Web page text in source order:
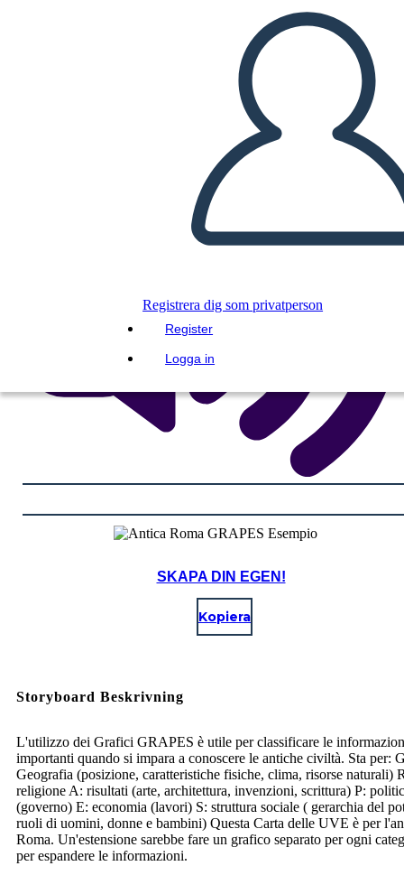
Registrera dig som privatperson
Register
Logga in
Kopiera denna storyboard
SKAPA EN STORYBOARD
SPELA UPP BILDSPEL
LÄS FÖR MIG
SKAPA DIN EGEN!
Kopiera
Storyboard Beskrivning
L'utilizzo dei Grafici GRAPES è utile per classificare le
importanti quando si impara a conoscere le antiche civiltà. Sta per:
Geografia (posizione, caratteristiche fisiche, clima, risorse naturali)
religione A: risultati (arte, architettura, invenzioni, scrittura) P:
(governo) E: economia (lavori) S: struttura sociale ( gerarchia del
ruoli di uomini, donne e bambini) Questa Carta delle UVE è per
Roma. Un'estensione sarebbe fare un grafico separato per ogni
per espandere le informazioni.